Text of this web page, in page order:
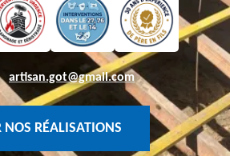
artisan.got@gmail.com
NOS RÉALISATIONS